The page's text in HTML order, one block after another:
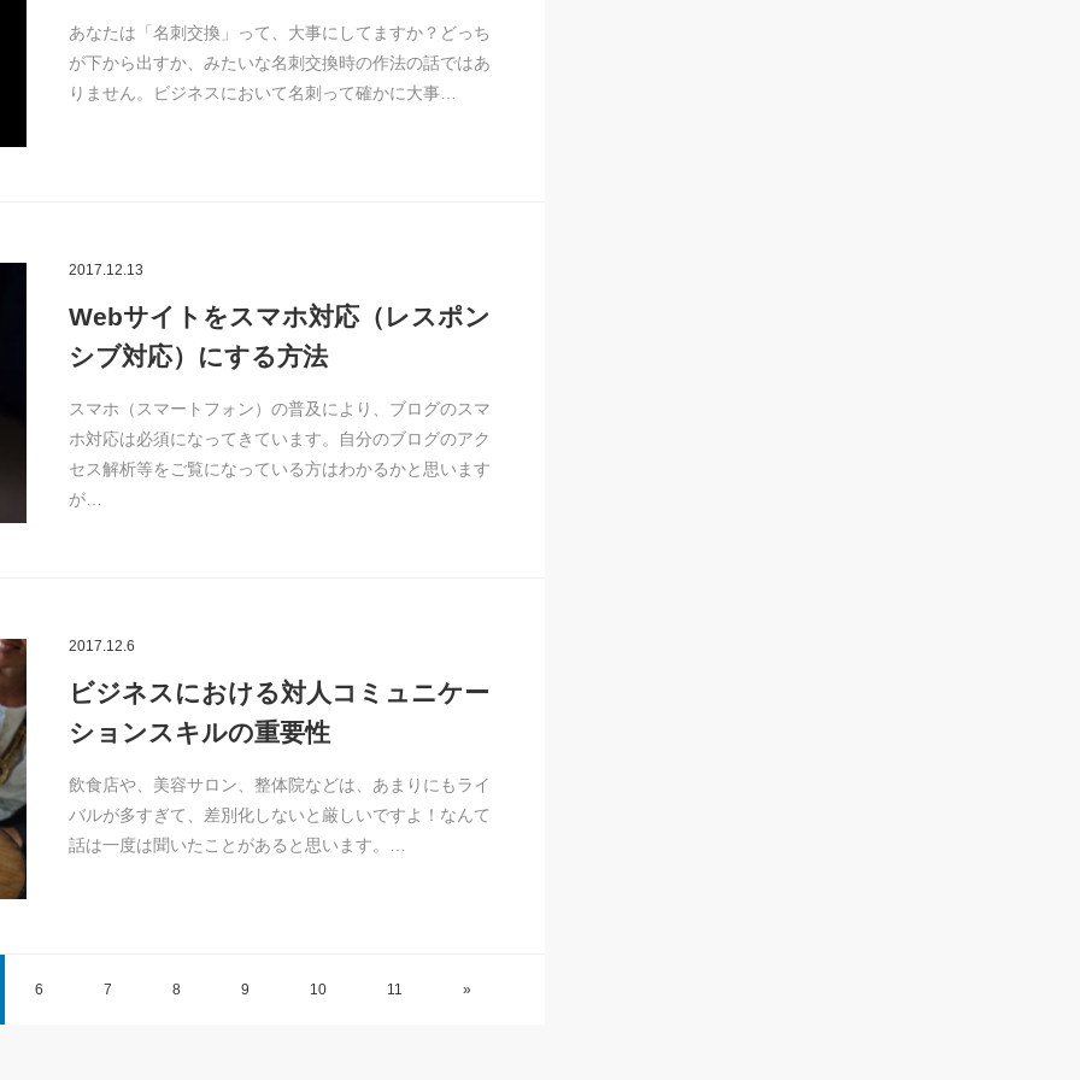
あなたは「名刺交換」って、大事にしてますか？どっち
が下から出すか、みたいな名刺交換時の作法の話ではあ
りません。ビジネスにおいて名刺って確かに大事…
2017.12.13
Webサイトをスマホ対応（レスポン
シブ対応）にする方法
スマホ（スマートフォン）の普及により、ブログのスマ
ホ対応は必須になってきています。自分のブログのアク
セス解析等をご覧になっている方はわかるかと思います
が…
2017.12.6
ビジネスにおける対人コミュニケー
ションスキルの重要性
飲食店や、美容サロン、整体院などは、あまりにもライ
バルが多すぎて、差別化しないと厳しいですよ！なんて
話は一度は聞いたことがあると思います。…
6 7 8 9 10 11 »